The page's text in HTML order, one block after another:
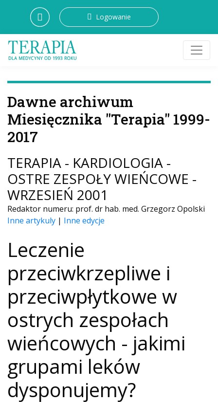
Logowanie
Dawne archiwum
Miesięcznika "Terapia" 1999-
2017
TERAPIA - KARDIOLOGIA -
OSTRE ZESPOŁY WIEŃCOWE -
WRZESIEŃ 2001
Redaktor numeru: prof. dr hab. med. Grzegorz Opolski
Inne artykuly | Inne edycje
Leczenie
przeciwkrzepliwe i
przeciwpłytkowe w
ostrych zespołach
wieńcowych - jakimi
grupami leków
dysponujemy?